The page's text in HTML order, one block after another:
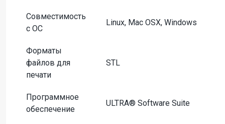
Совместимость
с ОС
Linux, Mac OSX, Windows
Форматы
файлов для
печати
STL
Программное
обеспечение
ULTRA® Software Suite